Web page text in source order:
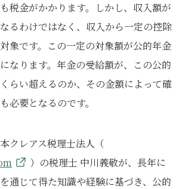
税金がかかります。しかし、収入額が
るわけではなく、収入から一定の控除
象です。この一定の対象額が公的年金
なります。年金の受給額が、この公的
らい超えるのか、その金額によって確
必要となるのです。
クレアス税理士法人（
）の税理士 中川義敬が、長年に
通じて得た知識や経験に基づき、公的